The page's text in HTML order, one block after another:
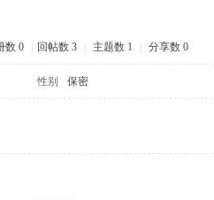
数 0 回帖数 3 主题数 1 分享数 0
性别 保密